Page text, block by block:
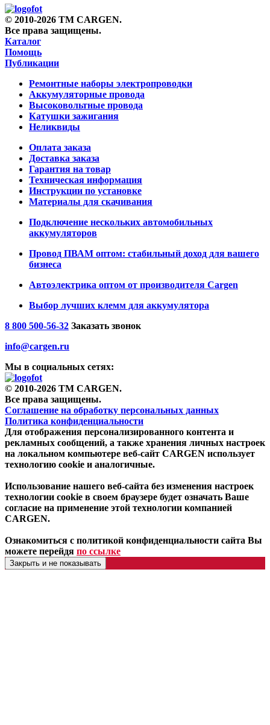
© 2010-2026 TM CARGEN.
Все права защищены.
Каталог
Помощь
Публикации
Ремонтные наборы электропроводки
Аккумуляторные провода
Высоковольтные провода
Катушки зажигания
Неликвиды
Оплата заказа
Доставка заказа
Гарантия на товар
Техническая информация
Инструкции по установке
Материалы для скачивания
Подключение нескольких автомобильных
аккумуляторов
Провод ПВАМ оптом: стабильный доход для вашего
бизнеса
Автоэлектрика оптом от производителя Cargen
Выбор лучших клемм для аккумулятора
8 800 500-56-32 Заказать звонок
info@cargen.ru
Мы в социальных сетях:
© 2010-2026 TM CARGEN.
Все права защищены.
Соглашение на обработку персональных данных
Политика конфиденциальности
Для отображения персонализированного контента и
рекламных сообщений, а также хранения личных настроек
на локальном компьютере веб-сайт CARGEN использует
технологию cookie и аналогичные.
Использование нашего веб-сайта без изменения настроек
технологии cookie в своем браузере будет означать Ваше
согласие на применение этой технологии компанией
CARGEN.
Ознакомиться с политикой конфиденциальности сайта Вы
можете перейдя по ссылке
Закрыть и не показывать